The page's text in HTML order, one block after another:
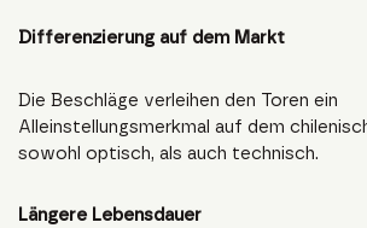
Differenzierung auf dem Markt
Die Beschläge verleihen den Toren ein
Alleinstellungsmerkmal auf dem
sowohl optisch, als auch technisch.
Längere Lebensdauer